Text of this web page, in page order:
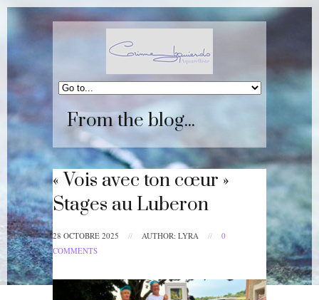
From the blog...
« Vois avec ton cœur »
Stages au Luberon
28 OCTOBRE 2025 // AUTHOR: LYRA //
0
COMMENTS